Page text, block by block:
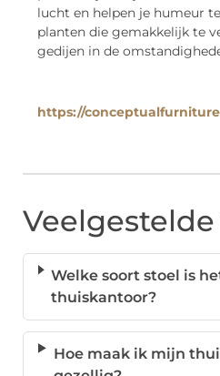
lucht en helpen je humeur
planten die gemakkelijk te
gedijen in de
https://
Welke soort stoel is
thuiskantoor?
Hoe maak ik mijn